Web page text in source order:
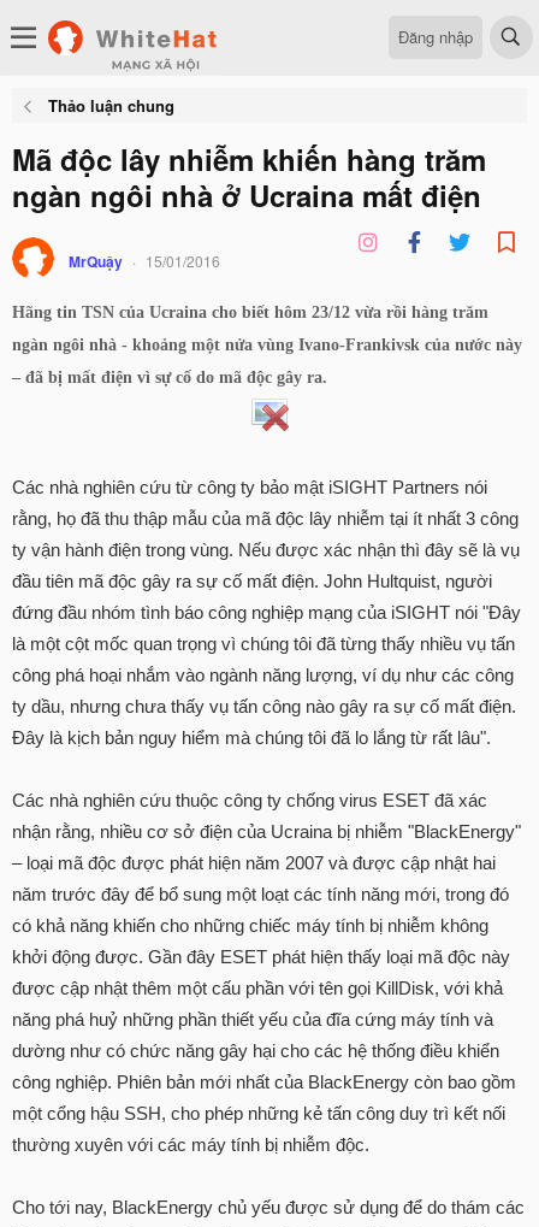
Đăng nhập
Thảo luận chung
Mã độc lây nhiễm khiến hàng trăm
ngàn ngôi nhà ở Ucraina mất điện
MrQuậy 15/01/2016
Hãng tin TSN của Ucraina cho biết hôm 23/12 vừa rồi hàng trăm
ngàn ngôi nhà - khoảng một nửa vùng Ivano-Frankivsk của nước này
– đã bị mất điện vì sự cố do mã độc gây ra.
Các nhà nghiên cứu từ công ty bảo mật iSIGHT Partners nói
rằng, họ đã thu thập mẫu của mã độc lây nhiễm tại ít nhất 3 công
ty vận hành điện trong vùng. Nếu được xác nhận thì đây sẽ là vụ
đầu tiên mã độc gây ra sự cố mất điện. John Hultquist, người
đứng đầu nhóm tình báo công nghiệp mạng của iSIGHT nói "Đây
là một cột mốc quan trọng vì chúng tôi đã từng thấy nhiều vụ tấn
công phá hoại nhắm vào ngành năng lượng, ví dụ như các công
ty dầu, nhưng chưa thấy vụ tấn công nào gây ra sự cố mất điện.
Đây là kịch bản nguy hiểm mà chúng tôi đã lo lắng từ rất lâu".
Các nhà nghiên cứu thuộc công ty chống virus ESET đã xác
nhận rằng, nhiều cơ sở điện của Ucraina bị nhiễm "BlackEnergy"
– loại mã độc được phát hiện năm 2007 và được cập nhật hai
năm trước đây để bổ sung một loạt các tính năng mới, trong đó
có khả năng khiến cho những chiếc máy tính bị nhiễm không
khởi động được. Gần đây ESET phát hiện thấy loại mã độc này
được cập nhật thêm một cấu phần với tên gọi KillDisk, với khả
năng phá huỷ những phần thiết yếu của đĩa cứng máy tính và
dường như có chức năng gây hại cho các hệ thống điều khiển
công nghiệp. Phiên bản mới nhất của BlackEnergy còn bao gồm
một cổng hậu SSH, cho phép những kẻ tấn công duy trì kết nối
thường xuyên với các máy tính bị nhiễm độc.
Cho tới nay, BlackEnergy chủ yếu được sử dụng để do thám các